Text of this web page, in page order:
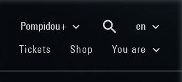
Pompidou+
en
(current)
Tickets (current)
Shop (current)You are